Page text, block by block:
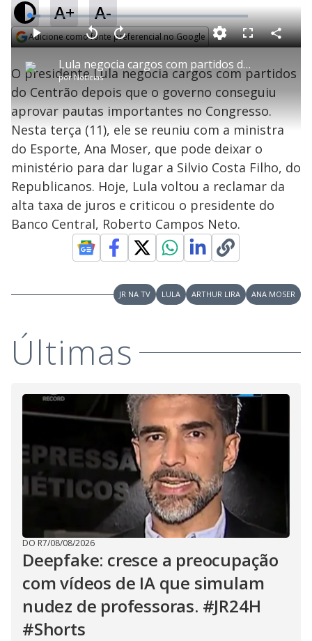
A+ A-
Adicione como fonte preferencial no Google
P
l
a
y
V
i
d
e
o
Lula negocia cargos com partidos do Centrão e tem reunião com Ana Moser, ministra do Esporte
por Notícias
P V
t
a
r
0
e
g
n
d
s
A
a
n
ç
a
1
s
e
u
n
d
o
s
M
u
d
o
L
o
a
d
e
5
.
2
1
%
F
l
s
c
e
e
n
C
o
a
r
O presidente Lula negocia cargos com partidos
do Centrão depois que o governo conseguiu
aprovar pautas importantes no Congresso.
Nesta terça (11), ele se reuniu com a ministra
do Esporte, Ana Moser, que pode deixar o
ministério para dar lugar a Silvio Costa Filho, do
Republicanos. Hoje, Lula voltou a reclamar da
alta taxa de juros e criticou o presidente do
Banco Central, Roberto Campos Neto.
JR NA TV LULA ARTHUR LIRA ANA MOSER
Últimas
DO R7/08/08/2026
Deepfake: cresce a preocupação
com vídeos de IA que simulam
nudez de professoras. #JR24H
#Shorts